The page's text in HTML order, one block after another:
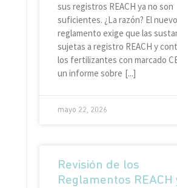
sus registros REACH ya no son
suficientes. ¿La razón? El nuevo
reglamento exige que las
sujetas a registro REACH y
los fertilizantes con marcado
un informe sobre
mayo 22, 2026
Revisión de los
Reglamentos REACH